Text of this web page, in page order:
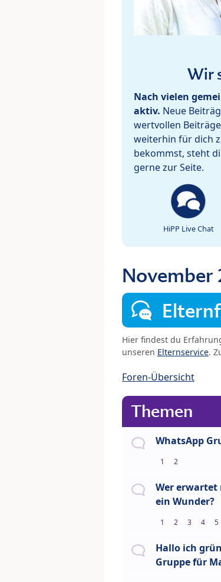
Wir
Nach vielen
aktiv. Neue
wertvollen
weiterhin für dich
bekommst, steht
gerne zur Seite.
HiPP Live Chat
November
Hier findest du
unseren Elternservice.
Foren-Übersicht
Themen
WhatsApp
1 2
Wer erwartet
ein Wunder?
1 2 3 4 5
Hallo ich
Gruppe für